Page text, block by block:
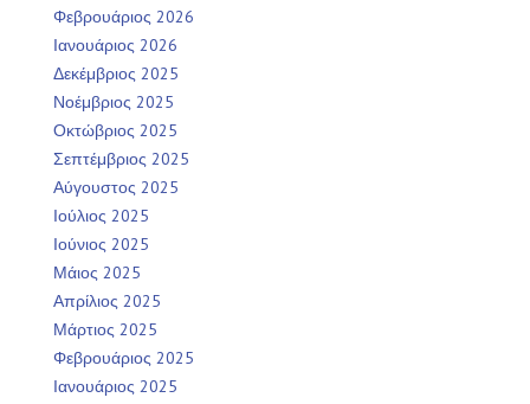
Φεβρουάριος 2026
Ιανουάριος 2026
Δεκέμβριος 2025
Νοέμβριος 2025
Οκτώβριος 2025
Σεπτέμβριος 2025
Αύγουστος 2025
Ιούλιος 2025
Ιούνιος 2025
Μάιος 2025
Απρίλιος 2025
Μάρτιος 2025
Φεβρουάριος 2025
Ιανουάριος 2025